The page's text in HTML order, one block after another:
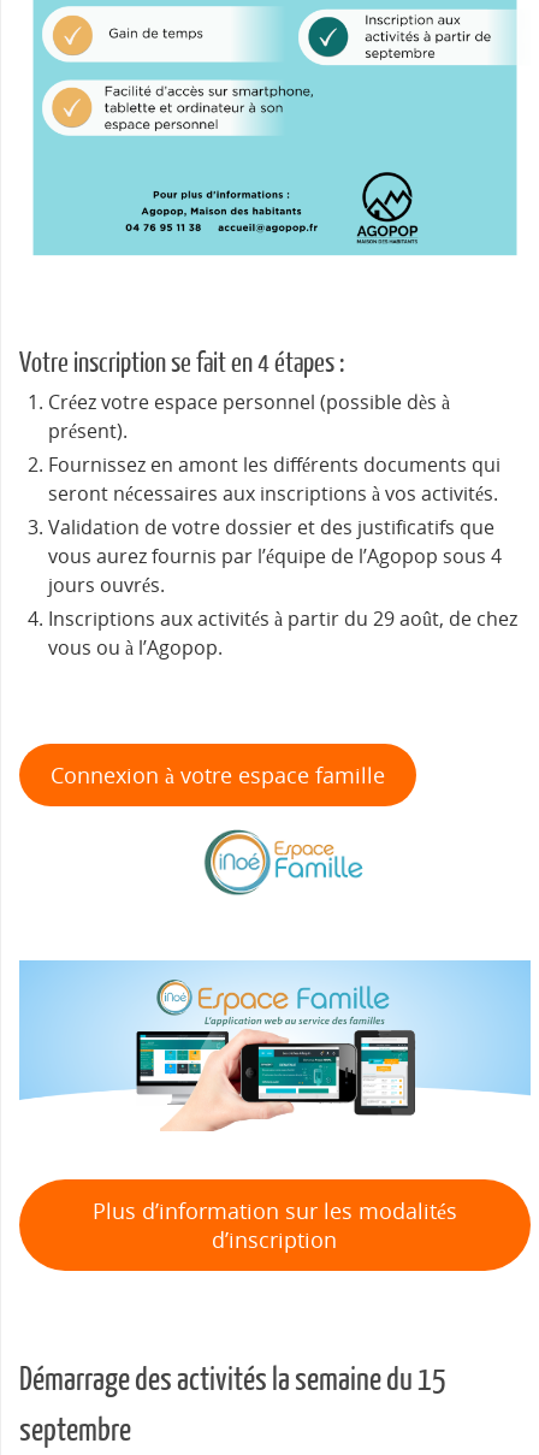
Votre inscription se fait en 4 étapes :
Créez votre espace personnel (possible dès à
présent).
Fournissez en amont les différents documents qui
seront nécessaires aux inscriptions à vos activités.
Validation de votre dossier et des justificatifs que
vous aurez fournis par l’équipe de l’Agopop sous 4
jours ouvrés.
Inscriptions aux activités à partir du 29 août, de chez
vous ou à l’Agopop.
Connexion à votre espace famille
Plus d’information sur les modalités
d’inscription
Démarrage des activités la semaine du 15
septembre